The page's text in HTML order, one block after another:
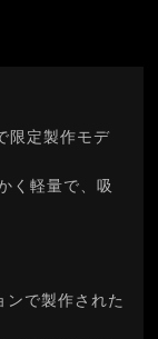
限定製作モデ
く軽量で、吸
ンで製作された